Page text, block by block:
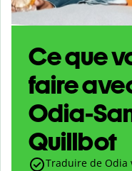
Ce que
faire
Odia-
Quillbot
Traduire de Odia